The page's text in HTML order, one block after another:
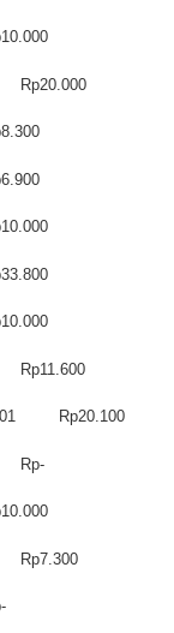
Rp20.000
Rp11.600
Rp20.100
Rp-
Rp7.300